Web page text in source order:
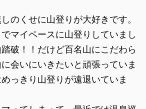
のくせに山登りが大好きです。
マイペースに山登りしていまし
破！！だけど百名山にこだわら
会いにいきたいと頑張っていま
っきり山登りが遠退いていま